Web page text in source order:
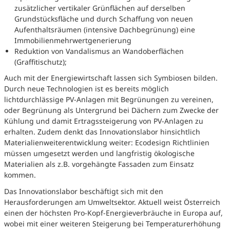
zusätzlicher vertikaler Grünflächen auf derselben
Grundstücksfläche und durch Schaffung von neuen
Aufenthaltsräumen (intensive Dachbegrünung) eine
Immobilienmehrwertgenerierung
Reduktion von Vandalismus an Wandoberflächen
(Graffitischutz);
Auch mit der Energiewirtschaft lassen sich Symbiosen bilden.
Durch neue Technologien ist es bereits möglich
lichtdurchlässige PV-Anlagen mit Begrünungen zu vereinen,
oder Begrünung als Untergrund bei Dächern zum Zwecke der
Kühlung und damit Ertragssteigerung von PV-Anlagen zu
erhalten. Zudem denkt das Innovationslabor hinsichtlich
Materialienweiterentwicklung weiter: Ecodesign Richtlinien
müssen umgesetzt werden und langfristig ökologische
Materialien als z.B. vorgehängte Fassaden zum Einsatz
kommen.
Das Innovationslabor beschäftigt sich mit den
Herausforderungen am Umweltsektor. Aktuell weist Österreich
einen der höchsten Pro-Kopf-Energieverbräuche in Europa auf,
wobei mit einer weiteren Steigerung bei Temperaturerhöhung